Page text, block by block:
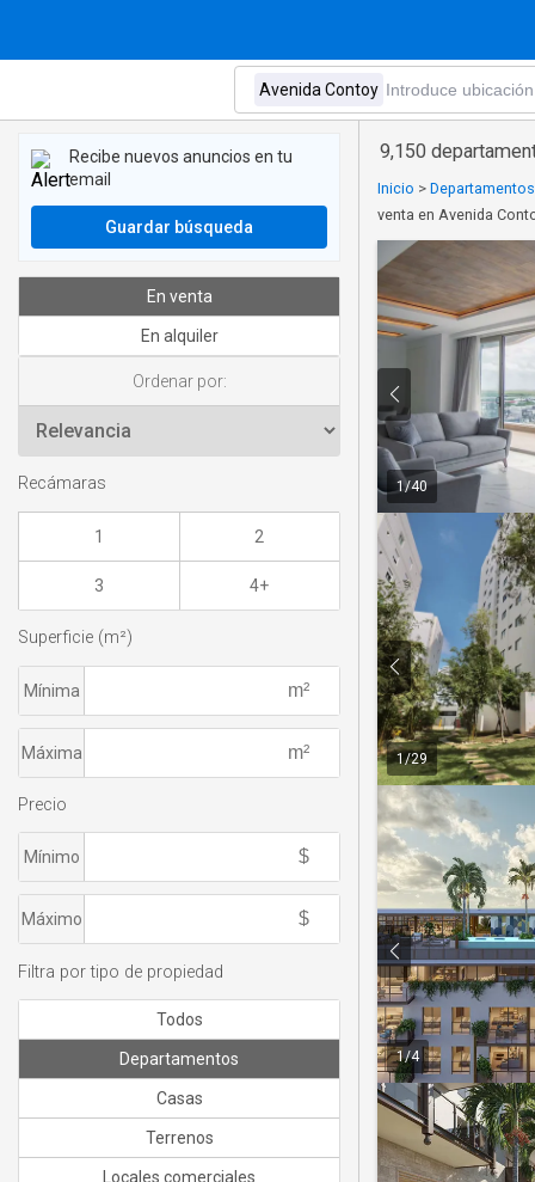
9,150
Inicio >
venta en Avenida
1/40
1/29
1/4
Recibe nuevos anuncios en tu
email
Guardar búsqueda
En venta
En alquiler
Ordenar por:
Recámaras
1 2
3 4+
Superficie (m²)
Mínima
Máxima
Precio
Mínimo
Máximo
Filtra por tipo de propiedad
Todos
Departamentos
Casas
Terrenos
Locales comerciales